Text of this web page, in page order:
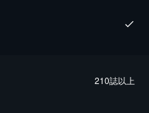
210誌以上